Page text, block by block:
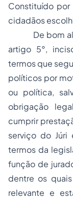
Constituído
cidadãos
De bom
artigo 5°,
termos que
políticos por
ou política,
obrigação
cumprir
serviço do Júri
termos da
função de
dentre os
relevante e